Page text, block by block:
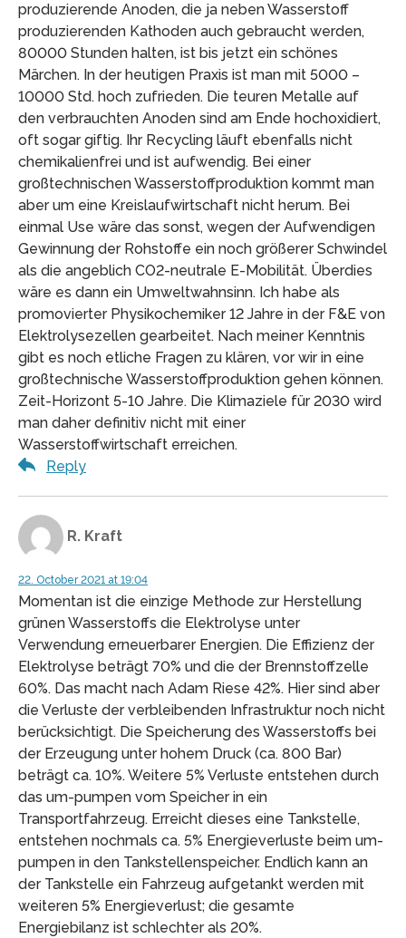
produzierende Anoden, die ja neben Wasserstoff
produzierenden Kathoden auch gebraucht werden,
80000 Stunden halten, ist bis jetzt ein schönes
Märchen. In der heutigen Praxis ist man mit 5000 –
10000 Std. hoch zufrieden. Die teuren Metalle auf
den verbrauchten Anoden sind am Ende hochoxidiert,
oft sogar giftig. Ihr Recycling läuft ebenfalls nicht
chemikalienfrei und ist aufwendig. Bei einer
großtechnischen Wasserstoffproduktion kommt man
aber um eine Kreislaufwirtschaft nicht herum. Bei
einmal Use wäre das sonst, wegen der Aufwendigen
Gewinnung der Rohstoffe ein noch größerer Schwindel
als die angeblich CO2-neutrale E-Mobilität. Überdies
wäre es dann ein Umweltwahnsinn. Ich habe als
promovierter Physikochemiker 12 Jahre in der F&E von
Elektrolysezellen gearbeitet. Nach meiner Kenntnis
gibt es noch etliche Fragen zu klären, vor wir in eine
großtechnische Wasserstoffproduktion gehen können.
Zeit-Horizont 5-10 Jahre. Die Klimaziele für 2030 wird
man daher definitiv nicht mit einer
Wasserstoffwirtschaft erreichen.
Reply
R. Kraft
22. October 2021 at 19:04
Momentan ist die einzige Methode zur Herstellung
grünen Wasserstoffs die Elektrolyse unter
Verwendung erneuerbarer Energien. Die Effizienz der
Elektrolyse beträgt 70% und die der Brennstoffzelle
60%. Das macht nach Adam Riese 42%. Hier sind aber
die Verluste der verbleibenden Infrastruktur noch nicht
berücksichtigt. Die Speicherung des Wasserstoffs bei
der Erzeugung unter hohem Druck (ca. 800 Bar)
beträgt ca. 10%. Weitere 5% Verluste entstehen durch
das um-pumpen vom Speicher in ein
Transportfahrzeug. Erreicht dieses eine Tankstelle,
entstehen nochmals ca. 5% Energieverluste beim um-
pumpen in den Tankstellenspeicher. Endlich kann an
der Tankstelle ein Fahrzeug aufgetankt werden mit
weiteren 5% Energieverlust; die gesamte
Energiebilanz ist schlechter als 20%.